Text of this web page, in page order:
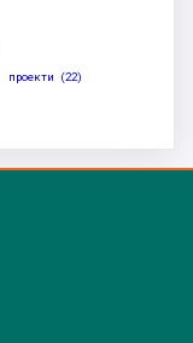
проекти (22)